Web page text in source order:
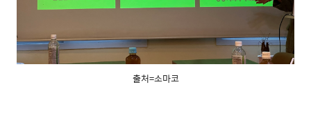
출처=소마코